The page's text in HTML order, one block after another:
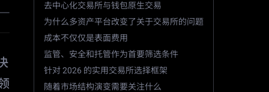
去中心化交易所与钱包原生交易
为什么多资产平台改变了关于交易所的问题
成本不仅仅是表面费用
监管、安全和托管作为首要筛选条件
针对 2026 的实用交易所选择框架
随着市场结构演变需要关注什么